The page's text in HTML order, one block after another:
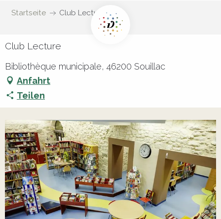
Startseite Club Lecture
Club Lecture
Bibliothèque municipale, 46200 Souillac
Anfahrt
Teilen